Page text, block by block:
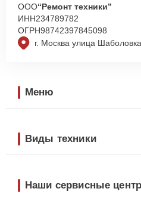
г. Москва улица
ООО“Ремонт техники”
ИНН234789782
ОГРН98742397845098
Меню
Виды техники
Наши сервисные